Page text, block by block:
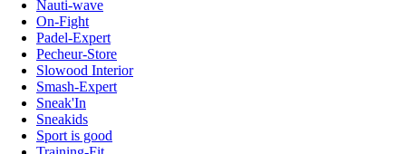
Nauti-wave
On-Fight
Padel-Expert
Pecheur-Store
Slowood Interior
Smash-Expert
Sneak'In
Sneakids
Sport is good